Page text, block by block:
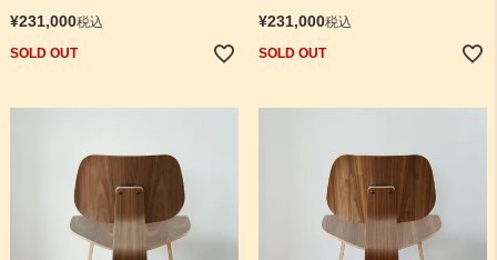
¥231,000税込
SOLD OUT
¥231,000税込
SOLD OUT